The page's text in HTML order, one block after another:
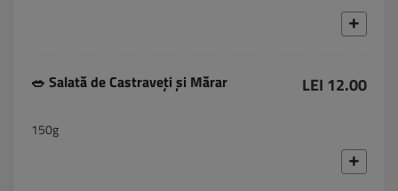
🥗 Salată de Castraveți și Mărar LEI 12.00
150g